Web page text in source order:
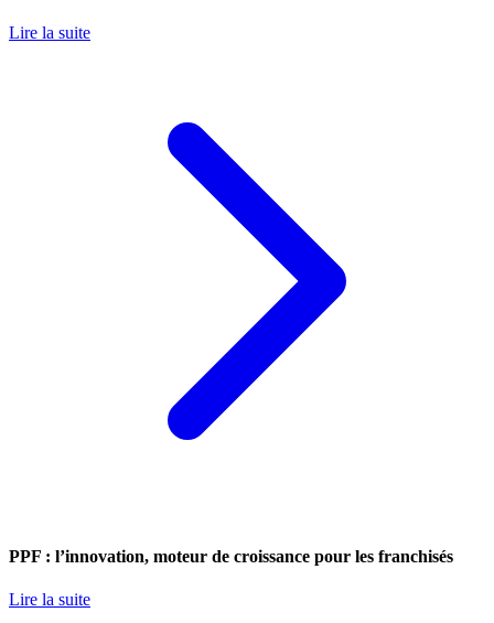
Lire la suite
PPF : l’innovation, moteur de croissance pour les franchisés
Lire la suite